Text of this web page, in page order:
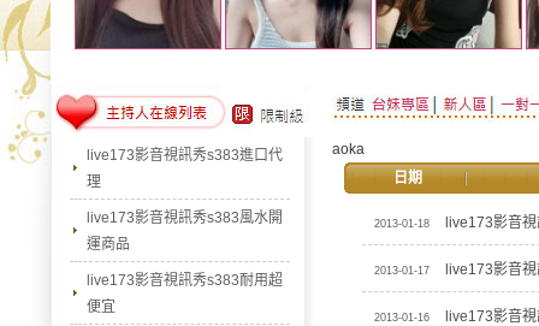
live173影音視訊秀s383進口代
理
live173影音視訊秀s383風水開
運商品
live173影音視訊秀s383耐用超
便宜
aoka
日期
2013-01-18 live173影音
2013-01-17 live173影音
2013-01-16 live173影音